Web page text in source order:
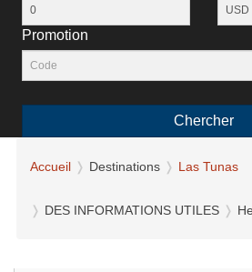
Рromotion
Chercher
Accueil Destinations Las Tunas
DES INFORMATIONS UTILES